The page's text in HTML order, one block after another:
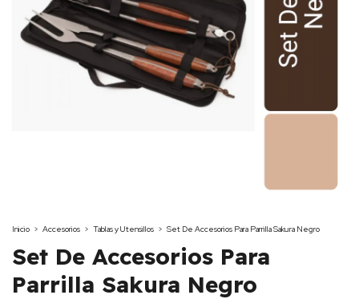
Inicio > Accesorios > Tablas y Utensillos > Set De Accesorios Para Parrilla Sakura Negro
Set De Accesorios Para
Parrilla Sakura Negro